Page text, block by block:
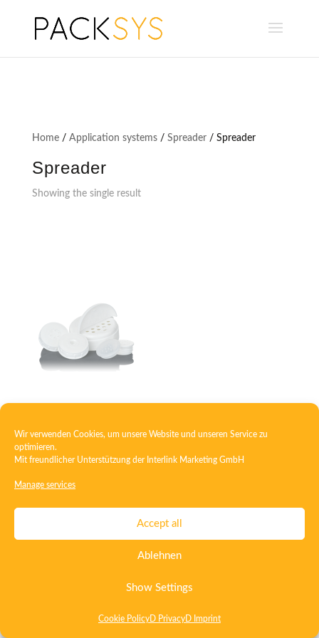
Wir verwenden Cookies, um unsere Website und unseren Service zu
optimieren.
Mit freundlicher Unterstützung der Interlink Marketing GmbH
Manage services
Accept all
Ablehnen
Show Settings
Cookie Policy D Privacy D Imprint
Home/ Application systems/ Spreader/ Spreader
Spreader
Showing the single result
Contact
Whistleblowing System